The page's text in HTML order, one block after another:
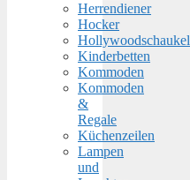
Herrendiener
Hocker
Hollywoodschaukel
Kinderbetten
Kommoden
Kommoden
&
Regale
Küchenzeilen
Lampen
und